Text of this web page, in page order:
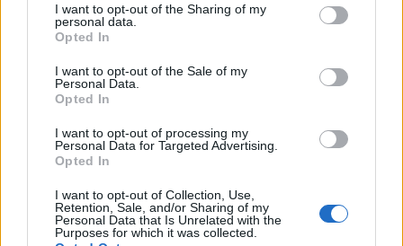
not limited to your visit or usage behaviour. You may click to
grant or deny consent to Google and its third-party tags to
use your data for below specified purposes in below Google
consent section.
I want to opt-out of the Sharing of my
personal data.
Opted In
I want to opt-out of the Sale of my
Personal Data.
Opted In
I want to opt-out of processing my
Personal Data for Targeted Advertising.
Opted In
I want to opt-out of Collection, Use,
Retention, Sale, and/or Sharing of my
Personal Data that Is Unrelated with the
Purposes for which it was collected.
mm ανά εξάωρο.
Πέμπτη 2 Απριλίου: Τα έντονα φαινόμενα θα
διατηρηθούν, με ορισμένα προγνωστικά σενάρια να
δίνουν κορυφές υετού κοντά στα 30 – 33 mm.